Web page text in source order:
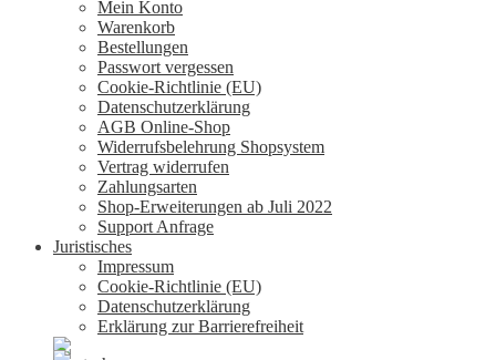
Mein Konto
Warenkorb
Bestellungen
Passwort vergessen
Cookie-Richtlinie (EU)
Datenschutzerklärung
AGB Online-Shop
Widerrufsbelehrung Shopsystem
Vertrag widerrufen
Zahlungsarten
Shop-Erweiterungen ab Juli 2022
Support Anfrage
Juristisches
Impressum
Cookie-Richtlinie (EU)
Datenschutzerklärung
Erklärung zur Barrierefreiheit